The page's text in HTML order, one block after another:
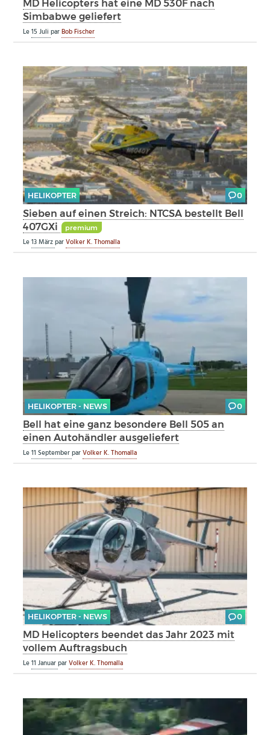
MD Helicopters hat eine MD 530F nach
Simbabwe geliefert
Le15 JuliparBob Fischer
HELIKOPTER 0
Sieben auf einen Streich: NTCSA bestellt Bell
407GXi
premium
Le13 MärzparVolker K. Thomalla
HELIKOPTER - NEWS 0
Bell hat eine ganz besondere Bell 505 an
einen Autohändler ausgeliefert
Le11 SeptemberparVolker K. Thomalla
HELIKOPTER - NEWS 0
MD Helicopters beendet das Jahr 2023 mit
vollem Auftragsbuch
Le11 JanuarparVolker K. Thomalla